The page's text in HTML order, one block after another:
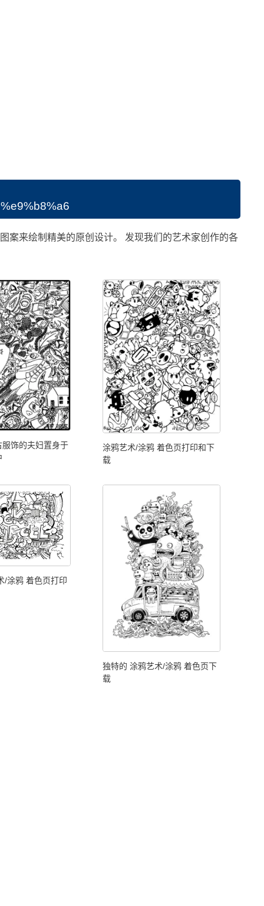
案来绘制精美的原创设计。 发现我们的艺术家创作的各
饰的夫妇置身于
涂鸦艺术/涂鸦 着色页打印和下
载
/涂鸦 着色页打印
独特的 涂鸦艺术/涂鸦 着色页下
载